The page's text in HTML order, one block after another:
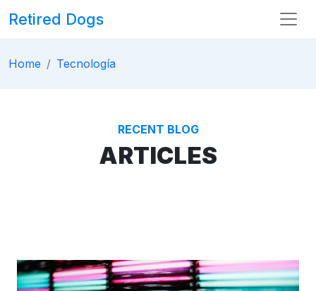
Retired Dogs
Home Tecnología
RECENT BLOG
ARTICLES